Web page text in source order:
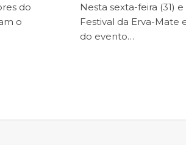
do
o
Nesta sexta-feira (31)
Festival da Erva-Mate
do evento…